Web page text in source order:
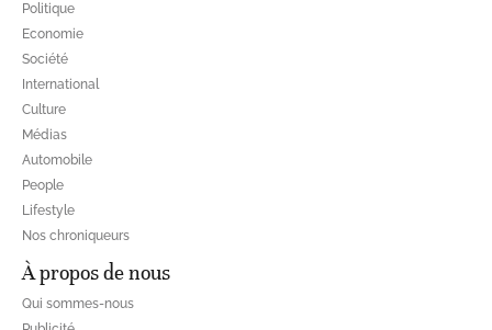
Politique
Economie
Société
International
Culture
Médias
Automobile
People
Lifestyle
Nos chroniqueurs
À propos de nous
Qui sommes-nous